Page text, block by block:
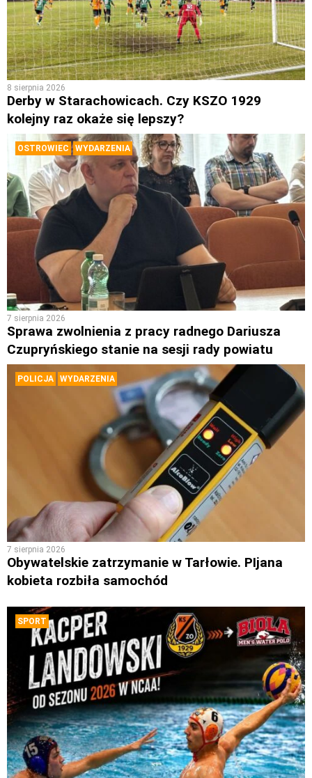
8 sierpnia 2026
Derby w Starachowicach. Czy KSZO 1929
kolejny raz okaże się lepszy?
OSTROWIEC WYDARZENIA
7 sierpnia 2026
Sprawa zwolnienia z pracy radnego Dariusza
Czupryńskiego stanie na sesji rady powiatu
POLICJA WYDARZENIA
7 sierpnia 2026
Obywatelskie zatrzymanie w Tarłowie. PIjana
kobieta rozbiła samochód
SPORT